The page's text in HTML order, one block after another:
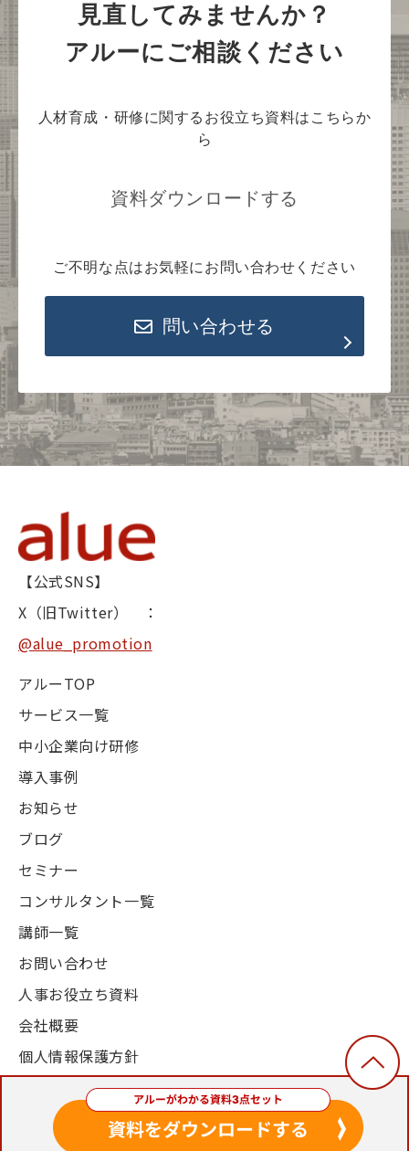
見直してみませんか？
アルーにご相談ください
人材育成・研修に関するお役立ち資料はこちらか
ら
資料ダウンロードする
ご不明な点はお気軽にお問い合わせください
問い合わせる
【公式SNS】
X（旧Twitter） ：
@alue_promotion
アルーTOP
サービス一覧
中小企業向け研修
導入事例
お知らせ
ブログ
セミナー
コンサルタント一覧
講師一覧
お問い合わせ
人事お役立ち資料
会社概要
個人情報保護方針
© 2003-2024, Alue Co., Ltd. All Rights Reserved.